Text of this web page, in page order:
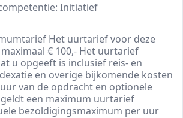
Initiatief
Het uurtarief voor deze
€ 100,- Het uurtarief
u opgeeft is inclusief reis- en
en overige bijkomende kosten
van de opdracht en optionele
een maximum uurtarief
bezoldigingsmaximum per uur